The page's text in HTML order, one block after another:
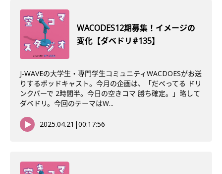
WACODES12期募集！イメージの
変化【ダベドリ#135】
J-WAVEの大学生・専門学生コミュニティWACDOESがお送
りするポッドキャスト。今月の企画は、「だべってる ドリ
ンクバーで 2時間半。今日の空きコマ 勝ち確定。」略して
ダベドリ。今回のテーマはW...
2025.04.21 |00:17:56